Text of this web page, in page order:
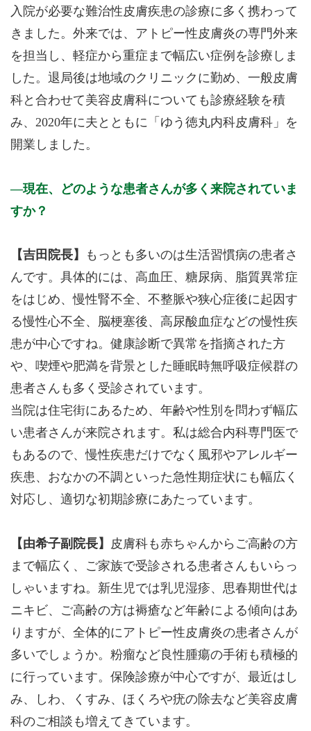
入院が必要な難治性皮膚疾患の診療に多く携わって
きました。外来では、アトピー性皮膚炎の専門外来
を担当し、軽症から重症まで幅広い症例を診療しま
した。退局後は地域のクリニックに勤め、一般皮膚
科と合わせて美容皮膚科についても診療経験を積
み、2020年に夫とともに「ゆう徳丸内科皮膚科」を
開業しました。
現在、どのような患者さんが多く来院されていま
すか？
【吉田院長】
もっとも多いのは生活習慣病の患者さ
んです。具体的には、高血圧、糖尿病、脂質異常症
をはじめ、慢性腎不全、不整脈や狭心症後に起因す
る慢性心不全、脳梗塞後、高尿酸血症などの慢性疾
患が中心ですね。健康診断で異常を指摘された方
や、喫煙や肥満を背景とした睡眠時無呼吸症候群の
患者さんも多く受診されています。
当院は住宅街にあるため、年齢や性別を問わず幅広
い患者さんが来院されます。私は総合内科専門医で
もあるので、慢性疾患だけでなく風邪やアレルギー
疾患、おなかの不調といった急性期症状にも幅広く
対応し、適切な初期診療にあたっています。
【由希子副院長】 皮膚科も赤ちゃんからご高齢の方
まで幅広く、ご家族で受診される患者さんもいらっ
しゃいますね。新生児では乳児湿疹、思春期世代は
ニキビ、ご高齢の方は褥瘡など年齢による傾向はあ
りますが、全体的にアトピー性皮膚炎の患者さんが
多いでしょうか。粉瘤など良性腫瘍の手術も積極的
に行っています。保険診療が中心ですが、最近はし
み、しわ、くすみ、ほくろや疣の除去など美容皮膚
科のご相談も増えてきています。